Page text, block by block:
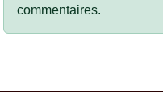
commentaires.